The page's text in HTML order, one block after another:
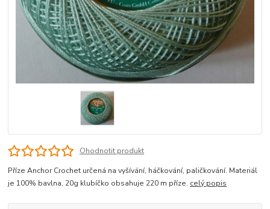
Ohodnotit produkt
Příze Anchor Crochet určená na vyšívání, háčkování, paličkování. Materiál
je 100% bavlna, 20g klubíčko obsahuje 220 m příze. celý popis